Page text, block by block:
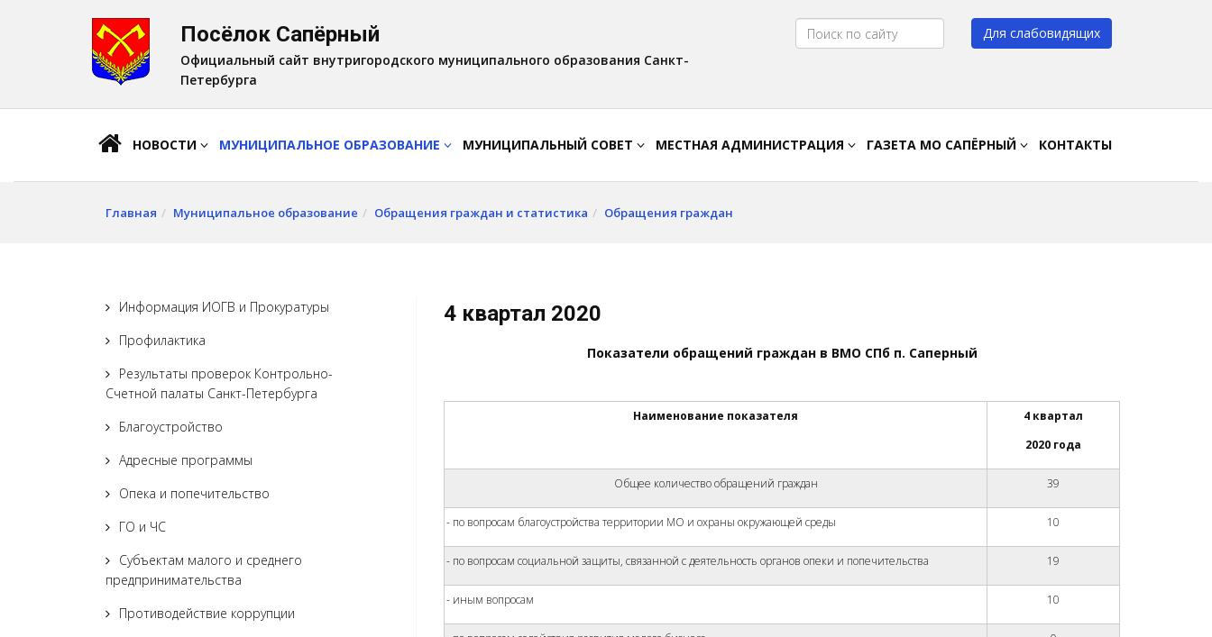
Шрифт:
A A Цвет:A A A A
Посёлок Сапёрный
Официальный сайт внутригородского муниципального образования Санкт-
Петербурга
Для слабовидящих
НОВОСТИ МУНИЦИПАЛЬНОЕ ОБРАЗОВАНИЕ МУНИЦИПАЛЬНЫЙ СОВЕТ МЕСТНАЯ АДМИНИСТРАЦИЯ ГАЗЕТА МО САПЁРНЫЙ КОНТАКТЫ
Главная Муниципальное образование Обращения граждан и статистика Обращения граждан
Информация ИОГВ и Прокуратуры
Профилактика
Результаты проверок Контрольно-
Счетной палаты Санкт-Петербурга
Благоустройство
Адресные программы
Опека и попечительство
ГО и ЧС
Субъектам малого и среднего
предпринимательства
Противодействие коррупции
4 квартал 2020
Показатели обращений граждан в ВМО СПб п. Саперный
Наименование показателя
4 квартал
2020 года
Общее количество обращений граждан 39
- по вопросам благоустройства территории МО и охраны окружающей среды 10
- по вопросам социальной защиты, связанной с деятельность органов опеки и попечительства 19
- иным вопросам 10